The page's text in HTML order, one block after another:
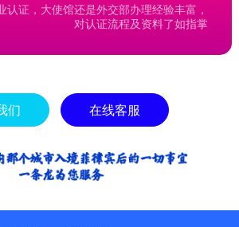
认证，大使馆还是外交部办理经验丰富，
对认证流程及资料了如指掌
们 在线客服